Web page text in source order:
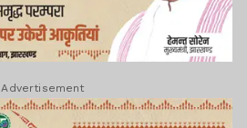
Advertisement